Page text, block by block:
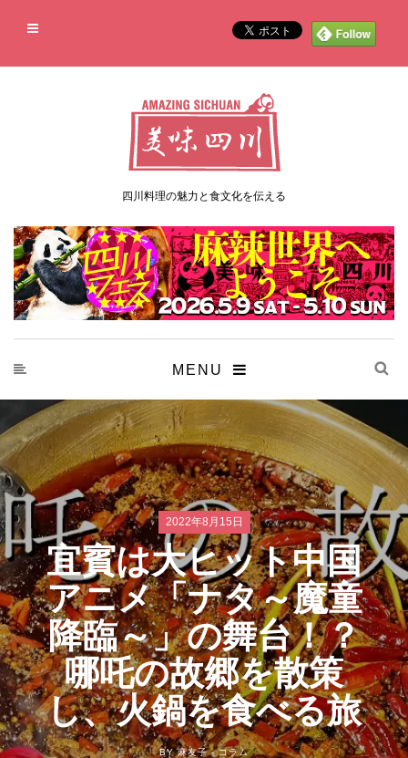
四川料理の魅力と食文化を伝える
MENU
2022年8月15日
宜賓は大ヒット中国
アニメ「ナタ～魔童
降臨～」の舞台！？
哪吒の故郷を散策
し、火鍋を食べる旅
BY 麻友子 - コラム